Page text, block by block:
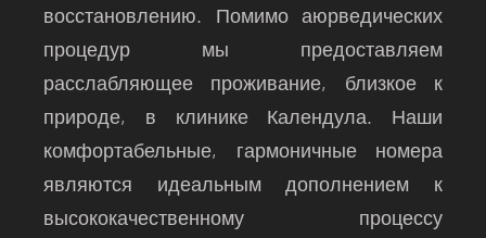
восстановлению. Помимо аюрведических
процедур мы предоставляем
расслабляющее проживание, близкое к
природе, в клинике Календула. Наши
комфортабельные, гармоничные номера
являются идеальным дополнением к
высококачественному процессу